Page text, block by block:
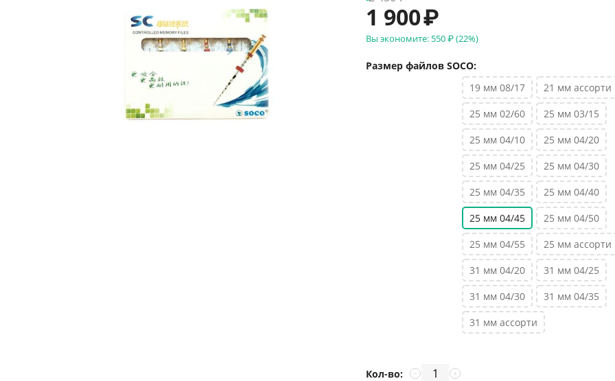
1 900₽
Вы экономите: 550₽(22%)
Размер файлов SOCO:
19 мм 08/17
21 мм ассорти
25 мм 02/60
25 мм 03/15
25 мм 04/10
25 мм 04/20
25 мм 04/25
25 мм 04/30
25 мм 04/35
25 мм 04/40
25 мм 04/45
25 мм 04/50
25 мм 04/55
25 мм ассорти
31 мм 04/20
31 мм 04/25
31 мм 04/30
31 мм 04/35
31 мм ассорти
Кол-во: +
−